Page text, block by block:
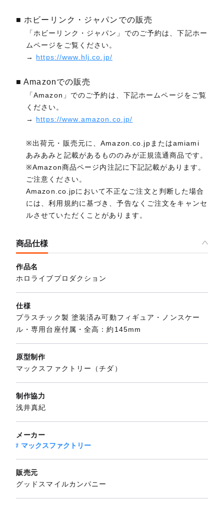
■ ホビーリンク・ジャパンでの販売
「ホビーリンク・ジャパン」でのご予約は、下記ホー
ムページをご覧ください。
→ https://www.hlj.co.jp/
■ Amazonでの販売
「Amazon」でのご予約は、下記ホームページをご覧
ください。
→ https://www.amazon.co.jp/
※出荷元・販売元に、Amazon.co.jpまたはamiami
あみあみと記載があるもののみが正規流通商品です。
※Amazon商品ページ内注記に下記記載があります。
ご注意ください。
Amazon.co.jpにおいて不正なご注文と判断した場合
には、利用規約に基づき、予告なくご注文をキャンセ
ルさせていただくことがあります。
商品仕様
作品名
ホロライブプロダクション
仕様
プラスチック製 塗装済み可動フィギュア・ノンスケー
ル・専用台座付属・全高：約145mm
原型制作
マックスファクトリー（チダ）
制作協力
浅井真紀
メーカー
マックスファクトリー
販売元
グッドスマイルカンパニー